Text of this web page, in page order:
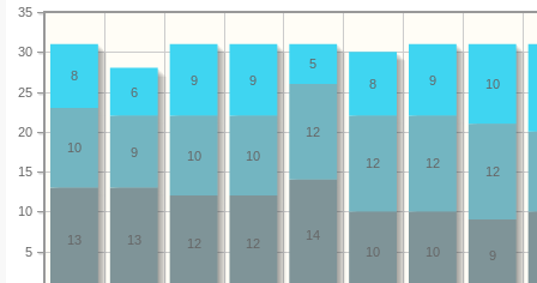
5
10
15
20
25
30
35
9
10
10
14
12
12
13
13
12
12
12
12
10
10
9
10
10
9
8
5
9
9
6
8